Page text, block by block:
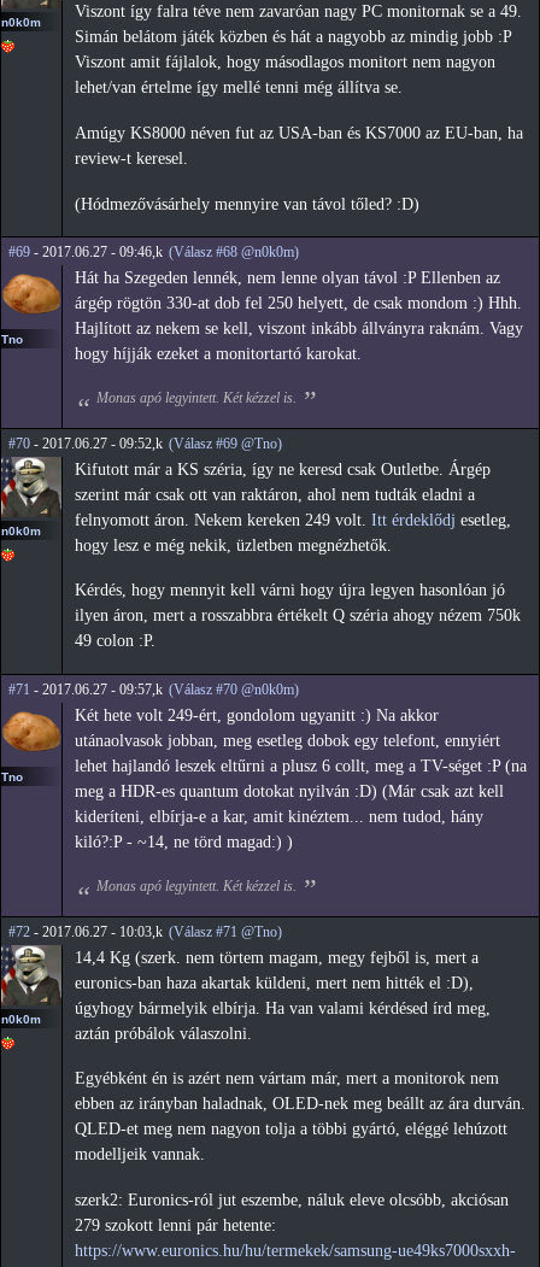
n0k0m
Viszont így falra téve nem zavaróan nagy PC monitornak se a 49.
Simán belátom játék közben és hát a nagyobb az mindig jobb :P
Viszont amit fájlalok, hogy másodlagos monitort nem nagyon
lehet/van értelme így mellé tenni még állítva se.
Amúgy KS8000 néven fut az USA-ban és KS7000 az EU-ban, ha
review-t keresel.
(Hódmezővásárhely mennyire van távol tőled? :D)
#69 - 2017.06.27 - 09:46,k (Válasz #68 @n0k0m)
Tno
Hát ha Szegeden lennék, nem lenne olyan távol :P Ellenben az
árgép rögtön 330-at dob fel 250 helyett, de csak mondom :) Hhh.
Hajlított az nekem se kell, viszont inkább állványra raknám. Vagy
hogy híjják ezeket a monitortartó karokat.
Monas apó legyintett. Két kézzel is.
#70 - 2017.06.27 - 09:52,k (Válasz #69 @Tno)
n0k0m
Kifutott már a KS széria, így ne keresd csak Outletbe. Árgép
szerint már csak ott van raktáron, ahol nem tudták eladni a
felnyomott áron. Nekem kereken 249 volt. Itt érdeklődj esetleg,
hogy lesz e még nekik, üzletben megnézhetők.
Kérdés, hogy mennyit kell várni hogy újra legyen hasonlóan jó
ilyen áron, mert a rosszabbra értékelt Q széria ahogy nézem 750k
49 colon :P.
#71 - 2017.06.27 - 09:57,k (Válasz #70 @n0k0m)
Tno
Két hete volt 249-ért, gondolom ugyanitt :) Na akkor
utánaolvasok jobban, meg esetleg dobok egy telefont, ennyiért
lehet hajlandó leszek eltűrni a plusz 6 collt, meg a TV-séget :P (na
meg a HDR-es quantum dotokat nyilván :D) (Már csak azt kell
kideríteni, elbírja-e a kar, amit kinéztem... nem tudod, hány
kiló?:P - ~14, ne törd magad:) )
Monas apó legyintett. Két kézzel is.
#72 - 2017.06.27 - 10:03,k (Válasz #71 @Tno)
n0k0m
14,4 Kg (szerk. nem törtem magam, megy fejből is, mert a
euronics-ban haza akartak küldeni, mert nem hitték el :D),
úgyhogy bármelyik elbírja. Ha van valami kérdésed írd meg,
aztán próbálok válaszolni.
Egyébként én is azért nem vártam már, mert a monitorok nem
ebben az irányban haladnak, OLED-nek meg beállt az ára durván.
QLED-et meg nem nagyon tolja a többi gyártó, eléggé lehúzott
modelljeik vannak.
szerk2: Euronics-ról jut eszembe, náluk eleve olcsóbb, akciósan
279 szokott lenni pár hetente:
https://www.euronics.hu/hu/termekek/samsung-ue49ks7000sxxh-